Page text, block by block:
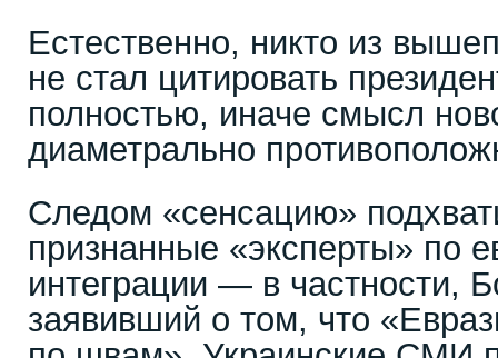
Естественно, никто из
не стал цитировать
полностью, иначе смысл
диаметрально
Следом «сенсацию»
признанные «эксперты» по
интеграции — в частности,
заявивший о том, что